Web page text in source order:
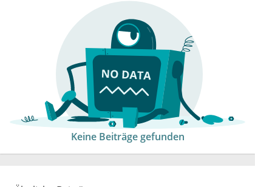
Keine Beiträge gefunden